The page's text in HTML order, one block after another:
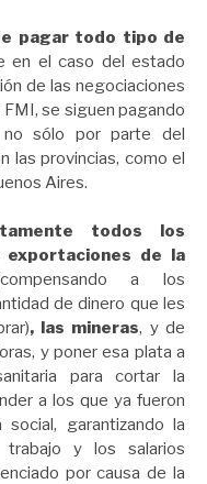
pagar todo tipo de
en el caso del estado
de las negociaciones
se siguen pagando
no sólo por parte del
las provincias, como el
Aires.
todos los
de la
a los
de dinero que les
, las mineras, y de
y poner esa plata a
para cortar la
a los que ya fueron
garantizando la
y los salarios
por causa de la